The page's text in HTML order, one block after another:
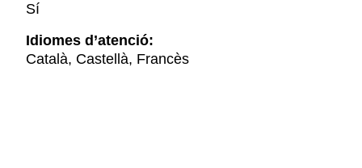
Sí
Idiomes d’atenció:
Català, Castellà, Francès